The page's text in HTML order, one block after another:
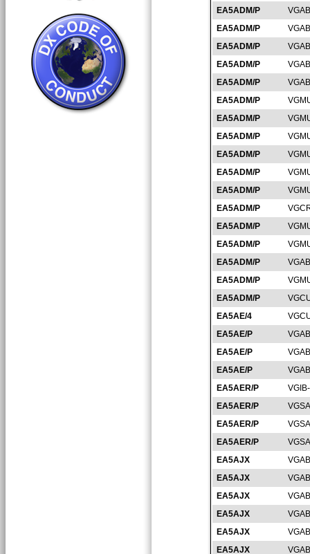
EA5ADM/P
EA5ADM/P
EA5ADM/P
EA5ADM/P
EA5ADM/P
EA5ADM/P
EA5ADM/P
EA5ADM/P
EA5ADM/P
EA5ADM/P
EA5ADM/P
EA5ADM/P
EA5ADM/P
EA5ADM/P
EA5ADM/P
EA5ADM/P
EA5ADM/P
EA5AE/4
EA5AE/P
EA5AE/P
EA5AE/P
EA5AER/P
EA5AER/P
EA5AER/P
EA5AER/P
EA5AJX
EA5AJX
EA5AJX
EA5AJX
EA5AJX
EA5AJX